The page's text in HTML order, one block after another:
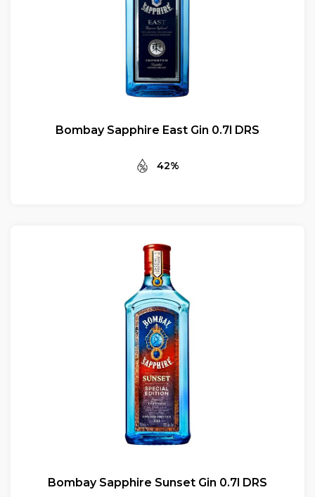
Bombay Sapphire East Gin 0.7l DRS
42%
Bombay Sapphire Sunset Gin 0.7l DRS